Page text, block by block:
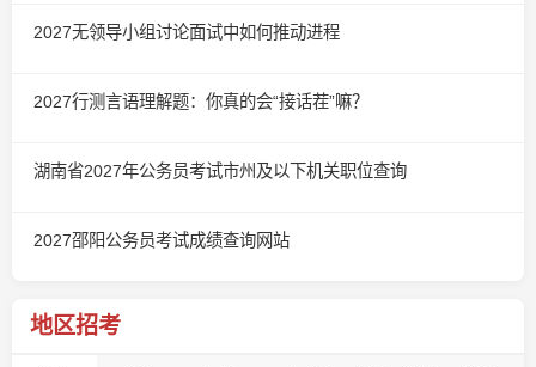
2027无领导小组讨论面试中如何推动进程
2027行测言语理解题：你真的会“接话茬”嘛？
湖南省2027年公务员考试市州及以下机关职位查询
2027邵阳公务员考试成绩查询网站
地区招考